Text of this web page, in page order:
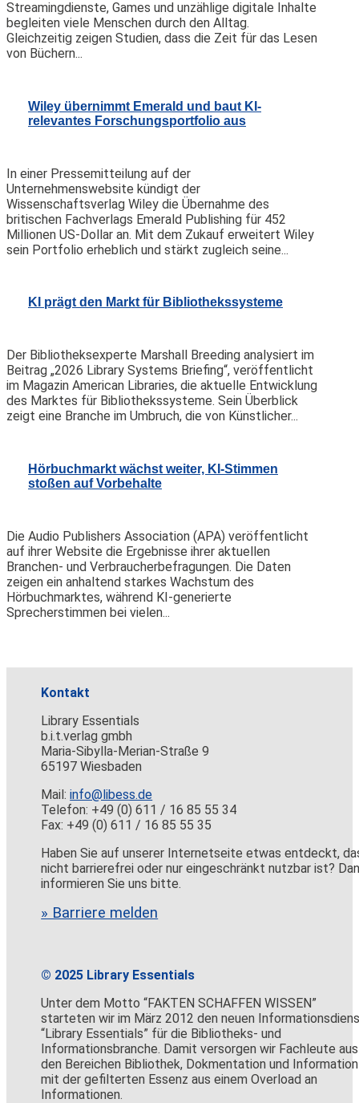
Streamingdienste, Games und unzählige digitale Inhalte
begleiten viele Menschen durch den Alltag.
Gleichzeitig zeigen Studien, dass die Zeit für das Lesen
von Büchern...
Wiley übernimmt Emerald und baut KI-
relevantes Forschungsportfolio aus
In einer Pressemitteilung auf der
Unternehmenswebsite kündigt der
Wissenschaftsverlag Wiley die Übernahme des
britischen Fachverlags Emerald Publishing für 452
Millionen US-Dollar an. Mit dem Zukauf erweitert Wiley
sein Portfolio erheblich und stärkt zugleich seine...
KI prägt den Markt für Bibliothekssysteme
Der Bibliotheksexperte Marshall Breeding analysiert im
Beitrag „2026 Library Systems Briefing“, veröffentlicht
im Magazin American Libraries, die aktuelle Entwicklung
des Marktes für Bibliothekssysteme. Sein Überblick
zeigt eine Branche im Umbruch, die von Künstlicher...
Hörbuchmarkt wächst weiter, KI-Stimmen
stoßen auf Vorbehalte
Die Audio Publishers Association (APA) veröffentlicht
auf ihrer Website die Ergebnisse ihrer aktuellen
Branchen- und Verbraucherbefragungen. Die Daten
zeigen ein anhaltend starkes Wachstum des
Hörbuchmarktes, während KI-generierte
Sprecherstimmen bei vielen...
Kontakt
Library Essentials
b.i.t.verlag gmbh
Maria-Sibylla-Merian-Straße 9
65197 Wiesbaden
Mail:info@libess.de
Telefon: +49 (0) 611 / 16 85 55 34
Fax: +49 (0) 611 / 16 85 55 35
Haben Sie auf unserer Internetseite etwas entdeckt,
nicht barrierefrei oder nur eingeschränkt nutzbar ist?
informieren Sie uns bitte.
» Barriere melden
© 2025 Library Essentials
Unter dem Motto “FAKTEN SCHAFFEN WISSEN”
starteten wir im März 2012 den neuen
“Library Essentials” für die Bibliotheks- und
Informationsbranche. Damit versorgen wir Fachleute aus
den Bereichen Bibliothek, Dokmentation und Information
mit der gefilterten Essenz aus einem Overload an
Informationen.